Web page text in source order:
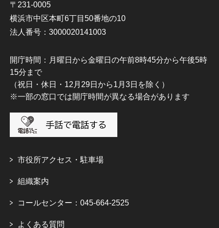
〒231-0005
横浜市中区本町6丁目50番地の10
法人番号：3000020141003
開庁時間：月曜日から金曜日の午前8時45分から午後5時
15分まで
（祝日・休日・12月29日から1月3日を除く）
※一部の窓口では開庁時間が異なる場合があります
市役所アクセス・駐車場
組織案内
コールセンター：045-664-2525
よくある質問